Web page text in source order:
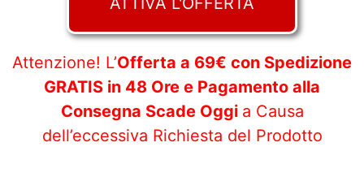
Attenzione! L’Offerta a 69€ con Spedizione
GRATIS in 48 Ore e Pagamento alla
Consegna Scade Oggi a Causa
dell’eccessiva Richiesta del Prodotto